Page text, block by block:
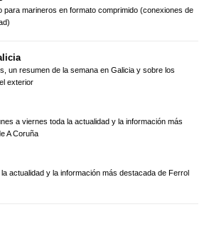
para marineros en formato comprimido (conexiones de
un resumen de la semana en Galicia y sobre los
exterior
a viernes toda la actualidad y la información más
A Coruña
actualidad y la información más destacada de Ferrol